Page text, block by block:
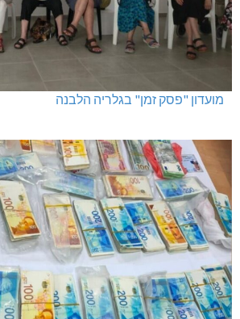
מועדון "פסק זמן" בגלריה הלבנה